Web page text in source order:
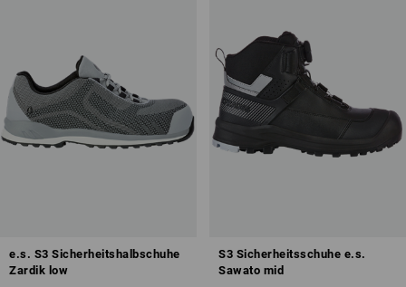
e.s. S3 Sicherheitshalbschuhe
Zardik low
S3 Sicherheitsschuhe e.s.
Sawato mid